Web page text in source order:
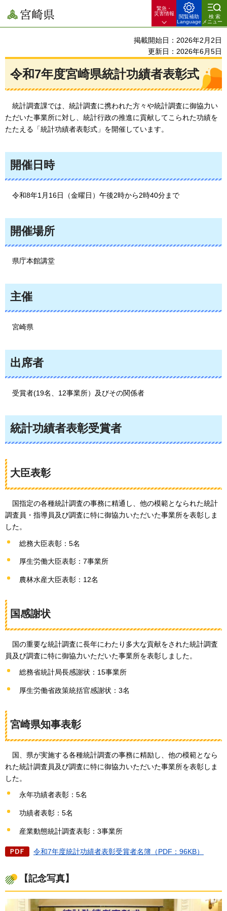
宮崎県
緊急・
災害情報
閲覧補助
Language
検索
メニュー
掲載開始日：2026年2月2日
更新日：2026年6月5日
令和7年度宮崎県統計功績者表彰式
統計調査課では、 統計調査に携われた方々や統計調査に御協力い
ただいた事業所に対し、統計行政の推進に貢献してこられた功績を
たたえる「統計功績者表彰式」を開催しています。
開催日時
令和8年1月16日（金曜日）午後2時から2時40分まで
開催場所
県庁本館講堂
主催
宮崎県
出席者
受賞者(19名、12事業所）及びその関係者
統計功績者表彰受賞者
大臣表彰
国指定の各種統計調査の事務に精通し、他の模範となられた統計
調査員・指導員及び調査に特に御協力いただいた事業所を表彰しま
した。
総務大臣表彰：5名
厚生労働大臣表彰：7事業所
農林水産大臣表彰：12名
国感謝状
国の重要な統計調査に長年にわたり多大な貢献をされた統計調査
員及び調査に特に御協力いただいた事業所を表彰しました。
総務省統計局長感謝状：15事業所
厚生労働省政策統括官感謝状：3名
宮崎県知事表彰
国、県が実施する各種統計調査の事務に精励し、他の模範となら
れた統計調査員及び調査に特に御協力いただいた事業所を表彰しま
した。
永年功績者表彰：5名
功績者表彰：5名
産業動態統計調査表彰：3事業所
令和7年度統計功績者表彰受賞者名簿（PDF：96KB）
【記念写真】